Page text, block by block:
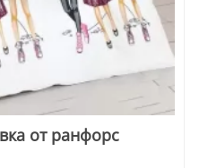
от ранфорс